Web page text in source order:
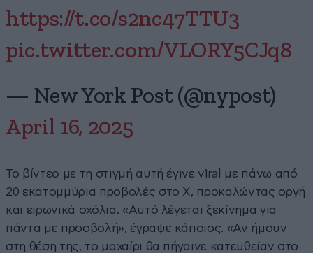
https://t.co/s2nc47TTU3
pic.twitter.com/VLORY5CJq8
— New York Post (@nypost)
April 16, 2025
Το βίντεο με τη στιγμή αυτή έγινε viral με πάνω από
20 εκατομμύρια προβολές στο X, προκαλώντας οργή
και ειρωνικά σχόλια. «Αυτό λέγεται ξεκίνημα για
πάντα με προσβολή», έγραψε κάποιος. «Αν ήμουν
στη θέση της, το μαχαίρι θα πήγαινε κατευθείαν στο